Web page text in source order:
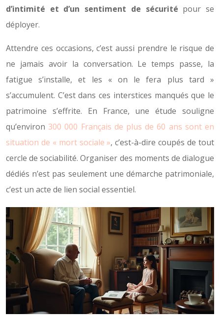
d’intimité et d’un sentiment de sécurité pour se
déployer.
Attendre ces occasions, c’est aussi prendre le risque de
ne jamais avoir la conversation. Le temps passe, la
fatigue s’installe, et les « on le fera plus tard »
s’accumulent. C’est dans ces interstices manqués que le
patrimoine s’effrite. En France, une étude souligne
qu’environ 300 000 Français de plus de 60 ans sont en
situation de « mort sociale », c’est-à-dire coupés de tout
cercle de sociabilité. Organiser des moments de dialogue
dédiés n’est pas seulement une démarche patrimoniale,
c’est un acte de lien social essentiel.